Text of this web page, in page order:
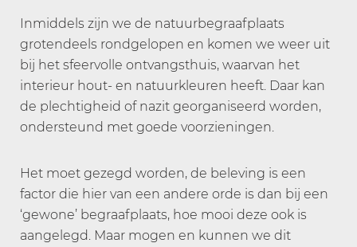
Inmiddels zijn we de natuurbegraafplaats
grotendeels rondgelopen en komen we weer uit
bij het sfeervolle ontvangsthuis, waarvan het
interieur hout- en natuurkleuren heeft. Daar kan
de plechtigheid of nazit georganiseerd worden,
ondersteund met goede voorzieningen.
Het moet gezegd worden, de beleving is een
factor die hier van een andere orde is dan bij een
‘gewone’ begraafplaats, hoe mooi deze ook is
aangelegd. Maar mogen en kunnen we dit